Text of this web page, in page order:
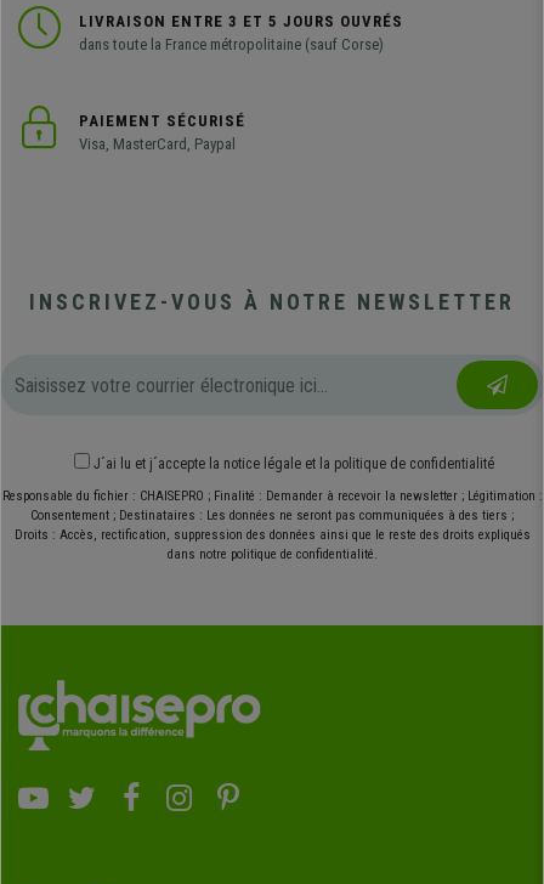
LIVRAISON ENTRE 3 ET 5 JOURS OUVRÉS
dans toute la France métropolitaine (sauf Corse)
PAIEMENT SÉCURISÉ
Visa, MasterCard, Paypal
INSCRIVEZ-VOUS À NOTRE NEWSLETTER
J´ai lu et j´accepte la notice légale et la politique de confidentialité
Responsable du fichier : CHAISEPRO ; Finalité : Demander à recevoir la newsletter ; Légitimation :
Consentement ; Destinataires : Les données ne seront pas communiquées à des tiers ;
Droits : Accès, rectification, suppression des données ainsi que le reste des droits expliqués
dans notre politique de confidentialité.